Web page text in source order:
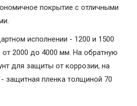
покрытие с отличными
исполнении - 1200 и 1500
2000 до 4000 мм. На обратную
для защиты от коррозии, на
защитная пленка толщиной 70